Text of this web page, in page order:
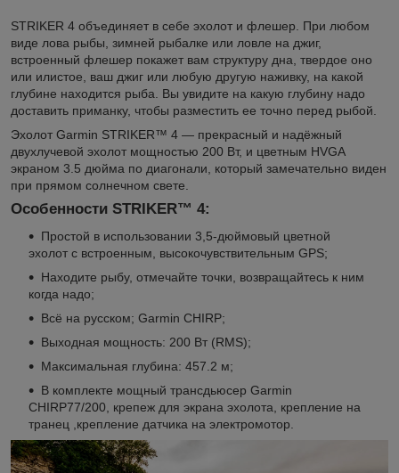
STRIKER 4 объединяет в себе эхолот и флешер. При любом
виде лова рыбы, зимней рыбалке или ловле на джиг,
встроенный флешер покажет вам структуру дна, твердое оно
или илистое, ваш джиг или любую другую наживку, на какой
глубине находится рыба. Вы увидите на какую глубину надо
доставить приманку, чтобы разместить ее точно перед рыбой.
Эхолот Garmin STRIKER™ 4 — прекрасный и надёжный
двухлучевой эхолот мощностью 200 Вт, и цветным HVGA
экраном 3.5 дюйма по диагонали, который замечательно виден
при прямом солнечном свете.
Особенности STRIKER™ 4:
Простой в использовании 3,5-дюймовый цветной
эхолот с встроенным, высокочувствительным GPS;
Находите рыбу, отмечайте точки, возвращайтесь к ним
когда надо;
Всё на русском; Garmin CHIRP;
Выходная мощность: 200 Вт (RMS);
Максимальная глубина: 457.2 м;
В комплекте мощный трансдьюсер Garmin
CHIRP77/200, крепеж для экрана эхолота, крепление на
транец ,крепление датчика на электромотор.